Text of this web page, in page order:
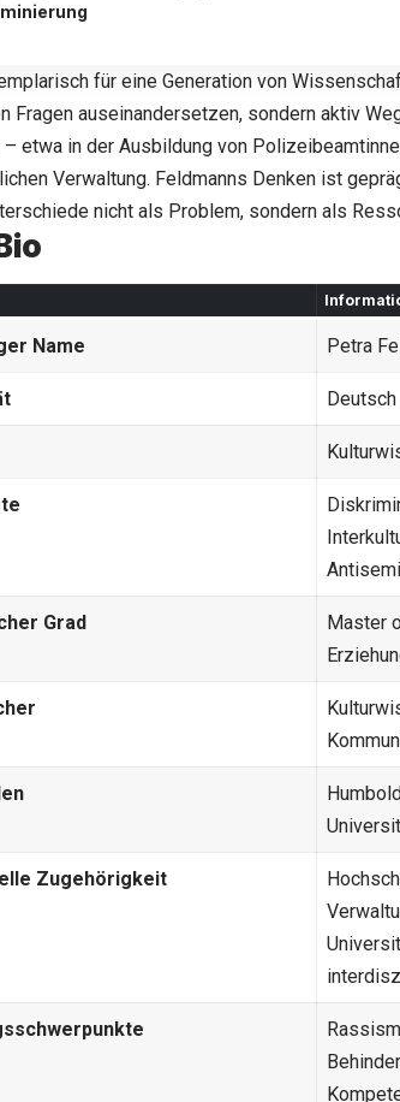
für eine Generation von
Fragen auseinandersetzen, sondern aktiv
etwa in der Ausbildung von
Verwaltung. Feldmanns Denken ist
nicht als Problem, sondern als
Name Petra
Deutsch
Grad
Master
Zugehörigkeit